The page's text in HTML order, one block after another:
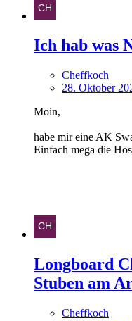
Ich hab was
Cheffkoch
28. Oktober
Moin,
habe mir eine AK
Einfach mega die
Longboard
Stuben am
Cheffkoch